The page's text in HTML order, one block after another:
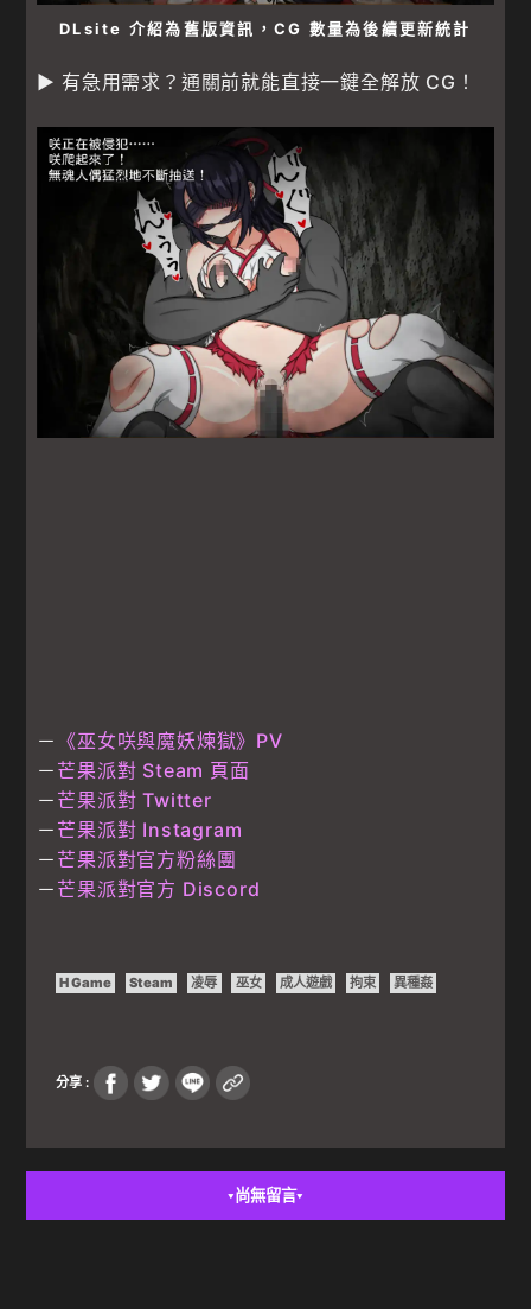
DLsite 介紹為舊版資訊，CG 數量為後續更新統計
▶ 有急用需求？通關前就能直接一鍵全解放 CG！
－ 《巫女咲與魔妖煉獄》PV
－ 芒果派對 Steam 頁面
－ 芒果派對 Twitter
－ 芒果派對 Instagram
－ 芒果派對官方粉絲團
－ 芒果派對官方 Discord
H Game Steam 凌辱 巫女 成人遊戲 拘束 異種姦
分享 :
▼ 尚無留言▼